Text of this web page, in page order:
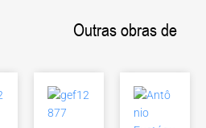
Outras obras de